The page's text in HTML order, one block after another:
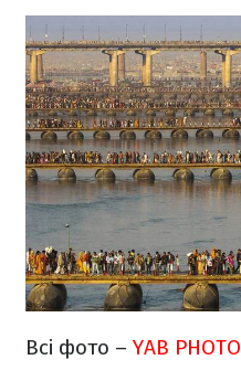
Всі фото – YAB PHOTO